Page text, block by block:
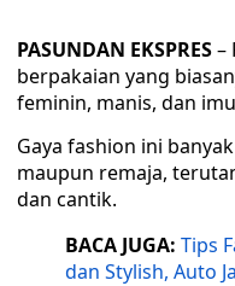
PASUNDAN EKSPRES–
berpakaian yang
feminin, manis, dan
Gaya fashion ini
maupun remaja,
dan cantik.
BACA JUGA: Tips
dan Stylish, Auto